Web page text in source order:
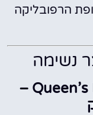
הרפובליקה
נשימה
Queen’s Beach (Kraljičina Plaža) –